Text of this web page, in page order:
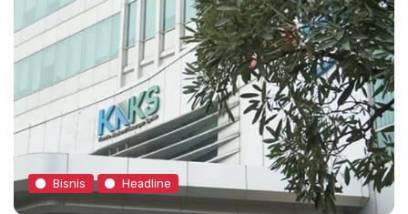
Bisnis Headline